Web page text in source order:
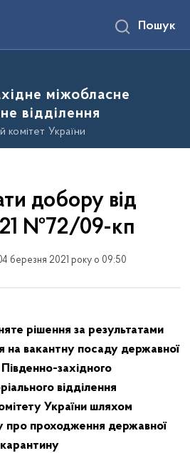
Пошук
міжобласне
відділення
України
добору від
№72/09-кп
березня 2021 року о 09:50
рішення за результатами
на вакантну посаду державної
західного
відділення
України шляхом
про проходження державної